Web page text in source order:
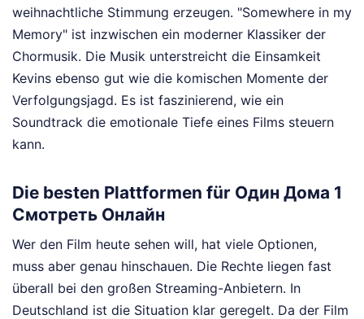
weihnachtliche Stimmung erzeugen. "Somewhere in my
Memory" ist inzwischen ein moderner Klassiker der
Chormusik. Die Musik unterstreicht die Einsamkeit
Kevins ebenso gut wie die komischen Momente der
Verfolgungsjagd. Es ist faszinierend, wie ein
Soundtrack die emotionale Tiefe eines Films steuern
kann.
Die besten Plattformen für Один Дома 1
Смотреть Онлайн
Wer den Film heute sehen will, hat viele Optionen,
muss aber genau hinschauen. Die Rechte liegen fast
überall bei den großen Streaming-Anbietern. In
Deutschland ist die Situation klar geregelt. Da der Film